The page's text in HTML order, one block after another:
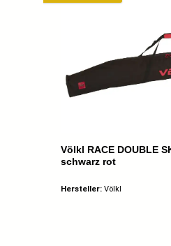
Völkl RACE DOUBLE
schwarz rot
Hersteller: Völkl